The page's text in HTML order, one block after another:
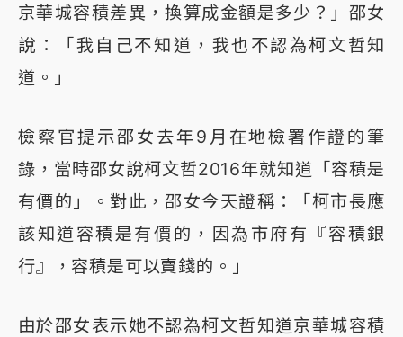
京華城容積差異，換算成金額是多少？」邵女
說：「我自己不知道，我也不認為柯文哲知
道。」
檢察官提示邵女去年9月在地檢署作證的筆
錄，當時邵女說柯文哲2016年就知道「容積是
有價的」。對此，邵女今天證稱：「柯市長應
該知道容積是有價的，因為市府有『容積銀
行』，容積是可以賣錢的。」
由於邵女表示她不認為柯文哲知道京華城容積